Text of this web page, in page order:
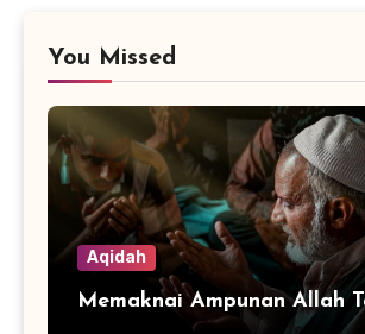
You Missed
Aqidah
Memaknai Ampunan Allah